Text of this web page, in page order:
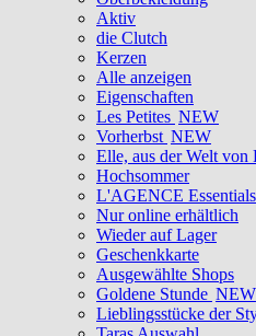
Aktiv
die Clutch
Kerzen
Alle anzeigen
Eigenschaften
Les Petites NEW
Vorherbst NEW
Elle, aus der Welt
Hochsommer
L'AGENCE Essentials
Nur online erhältlich
Wieder auf Lager
Geschenkkarte
Ausgewählte Shops
Goldene Stunde NEW
Lieblingsstücke der